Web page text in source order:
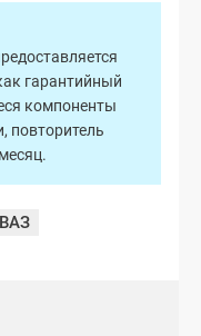
гарантийный
компоненты
повторитель